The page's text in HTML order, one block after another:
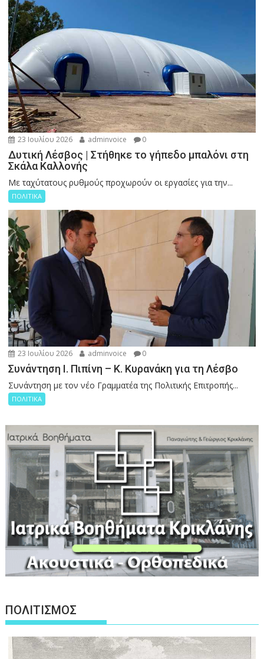
23 Ιουλίου 2026 adminvoice 0
Δυτική Λέσβος | Στήθηκε το γήπεδο μπαλόνι στη
Σκάλα Καλλονής
Με ταχύτατους ρυθμούς προχωρούν οι εργασίες για την...
ΠΟΛΙΤΙΚΑ
23 Ιουλίου 2026 adminvoice 0
Συνάντηση Ι. Πιπίνη – Κ. Κυρανάκη για τη Λέσβο
Συνάντηση με τον νέο Γραμματέα της Πολιτικής Επιτροπής...
ΠΟΛΙΤΙΚΑ
ΠΟΛΙΤΙΣΜΟΣ